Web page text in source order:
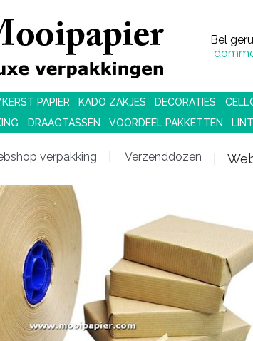
Bel
PAPIER KADO ZAKJES DECORATIES
DRAAGTASSEN VOORDEEL PAKKETTEN
verpakking Verzenddozen